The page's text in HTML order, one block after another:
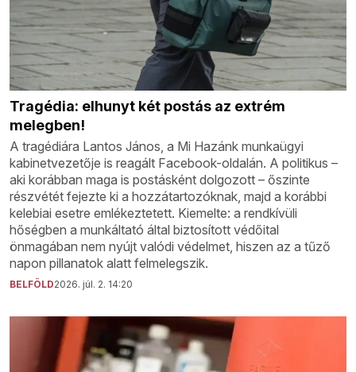
Tragédia: elhunyt két postás az extrém
melegben!
A tragédiára Lantos János, a Mi Hazánk munkaügyi
kabinetvezetője is reagált Facebook-oldalán. A politikus –
aki korábban maga is postásként dolgozott – őszinte
részvétét fejezte ki a hozzátartozóknak, majd a korábbi
kelebiai esetre emlékeztetett. Kiemelte: a rendkívüli
hőségben a munkáltató által biztosított védőital
önmagában nem nyújt valódi védelmet, hiszen az a tűző
napon pillanatok alatt felmelegszik.
BELFÖLD2026. júl. 2. 14:20